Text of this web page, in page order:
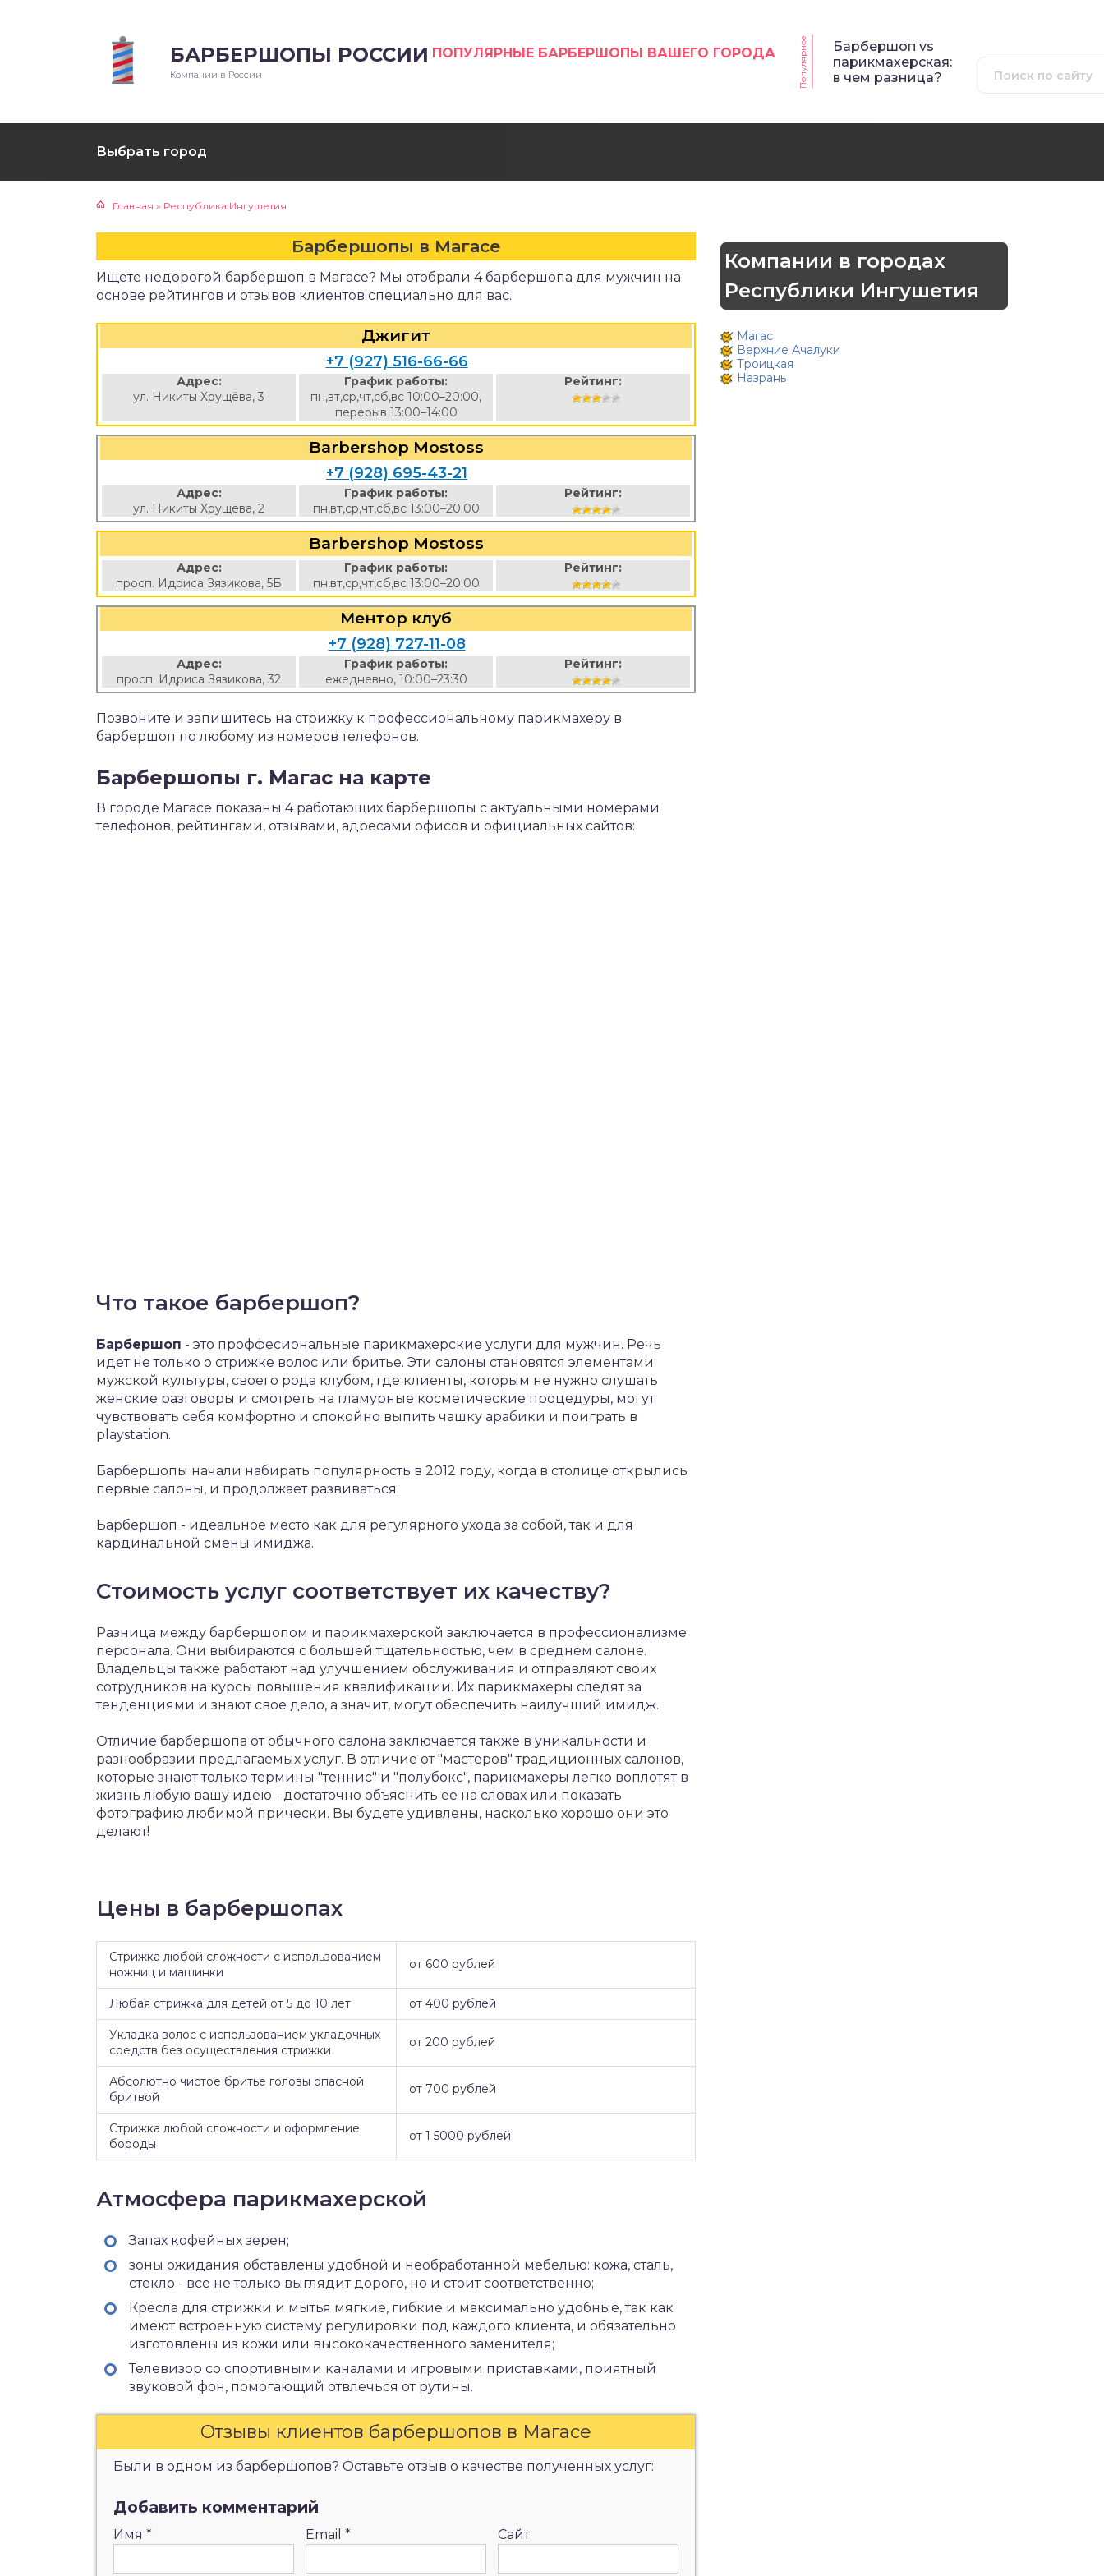
БАРБЕРШОПЫ РОССИИ ПОПУЛЯРНЫЕ БАРБЕРШОПЫ ВАШЕГО ГОРОДА
Компании в России Популярное
Барбершоп vs
парикмахерская:
в чем разница?
Выбрать город
Главная » Республика Ингушетия
Барбершопы в Магасе
Ищете недорогой барбершоп в Магасе? Мы отобрали 4 барбершопа для мужчин на
основе рейтингов и отзывов клиентов специально для вас.
Джигит
+7 (927) 516-66-66
Адрес:
ул. Никиты Хрущёва, 3
График работы:
пн,вт,ср,чт,сб,вс 10:00–20:00,
перерыв 13:00–14:00
Рейтинг:
Barbershop Mostoss
+7 (928) 695-43-21
Адрес:
ул. Никиты Хрущёва, 2
График работы:
пн,вт,ср,чт,сб,вс 13:00–20:00
Рейтинг:
Barbershop Mostoss
Адрес:
просп. Идриса Зязикова, 5Б
График работы:
пн,вт,ср,чт,сб,вс 13:00–20:00
Рейтинг:
Ментор клуб
+7 (928) 727-11-08
Адрес:
просп. Идриса Зязикова, 32
График работы:
ежедневно, 10:00–23:30
Рейтинг:
Позвоните и запишитесь на стрижку к профессиональному парикмахеру в
барбершоп по любому из номеров телефонов.
Барбершопы г. Магас на карте
В городе Магасе показаны 4 работающих барбершопы с актуальными номерами
телефонов, рейтингами, отзывами, адресами офисов и официальных сайтов:
Что такое барбершоп?
Барбершоп - это проффесиональные парикмахерские услуги для мужчин. Речь
идет не только о стрижке волос или бритье. Эти салоны становятся элементами
мужской культуры, своего рода клубом, где клиенты, которым не нужно слушать
женские разговоры и смотреть на гламурные косметические процедуры, могут
чувствовать себя комфортно и спокойно выпить чашку арабики и поиграть в
playstation.
Барбершопы начали набирать популярность в 2012 году, когда в столице открылись
первые салоны, и продолжает развиваться.
Барбершоп - идеальное место как для регулярного ухода за собой, так и для
кардинальной смены имиджа.
Стоимость услуг соответствует их качеству?
Разница между барбершопом и парикмахерской заключается в профессионализме
персонала. Они выбираются с большей тщательностью, чем в среднем салоне.
Владельцы также работают над улучшением обслуживания и отправляют своих
сотрудников на курсы повышения квалификации. Их парикмахеры следят за
тенденциями и знают свое дело, а значит, могут обеспечить наилучший имидж.
Отличие барбершопа от обычного салона заключается также в уникальности и
разнообразии предлагаемых услуг. В отличие от "мастеров" традиционных салонов,
которые знают только термины "теннис" и "полубокс", парикмахеры легко воплотят в
жизнь любую вашу идею - достаточно объяснить ее на словах или показать
фотографию любимой прически. Вы будете удивлены, насколько хорошо они это
делают!
Цены в барбершопах
Стрижка любой сложности с использованием
ножниц и машинки
от 600 рублей
Любая стрижка для детей от 5 до 10 лет от 400 рублей
Укладка волос с использованием укладочных
средств без осуществления стрижки
от 200 рублей
Абсолютно чистое бритье головы опасной
бритвой
от 700 рублей
Стрижка любой сложности и оформление
бороды
от 1 5000 рублей
Атмосфера парикмахерской
Запах кофейных зерен;
зоны ожидания обставлены удобной и необработанной мебелью: кожа, сталь,
стекло - все не только выглядит дорого, но и стоит соответственно;
Кресла для стрижки и мытья мягкие, гибкие и максимально удобные, так как
имеют встроенную систему регулировки под каждого клиента, и обязательно
изготовлены из кожи или высококачественного заменителя;
Телевизор со спортивными каналами и игровыми приставками, приятный
звуковой фон, помогающий отвлечься от рутины.
Отзывы клиентов барбершопов в Магасе
Были в одном из барбершопов? Оставьте отзыв о качестве полученных услуг:
Добавить комментарий
Имя * Email * Сайт
Компании в городах
Республики Ингушетия
Магас
Верхние Ачалуки
Троицкая
Назрань